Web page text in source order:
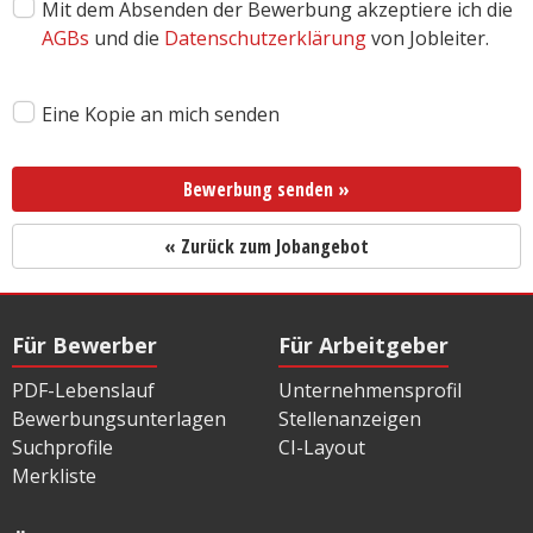
Mit dem Absenden der Bewerbung akzeptiere ich die
AGBs und die Datenschutzerklärungvon Jobleiter.
Eine Kopie an mich senden
Bewerbung senden »
« Zurück zum Jobangebot
Für Bewerber
PDF-Lebenslauf
Bewerbungsunterlagen
Suchprofile
Merkliste
Für Arbeitgeber
Unternehmensprofil
Stellenanzeigen
CI-Layout